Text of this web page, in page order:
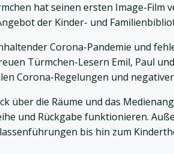
hat seinen ersten Image-Film
der Kinder- und
Corona-Pandemie und
Türmchen-Lesern Emil, Paul
Corona-Regelungen und
über die Räume und das
und Rückgabe funktionieren.
bis hin zum